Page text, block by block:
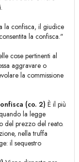
.
la confisca, il giudice
la confisca."
cose pertinenti al
aggravare o
la commissione
(co. 2) È il più
la legge
del prezzo del reato.
nella truffa
il sequestro